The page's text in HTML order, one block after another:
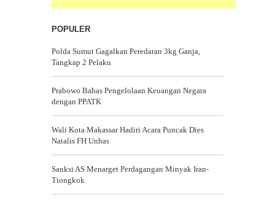
POPULER
Polda Sumut Gagalkan Peredaran 3kg Ganja,
Tangkap 2 Pelaku
Prabowo Bahas Pengelolaan Keuangan Negara
dengan PPATK
Wali Kota Makassar Hadiri Acara Puncak Dies
Natalis FH Unhas
Sanksi AS Menarget Perdagangan Minyak Iran-
Tiongkok